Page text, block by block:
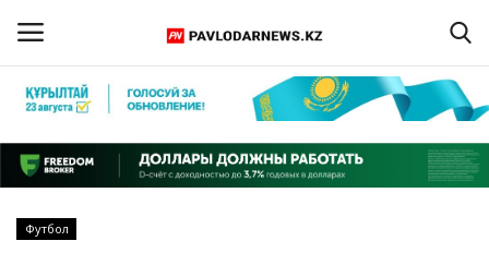
Регистрация
Главная
Футбол